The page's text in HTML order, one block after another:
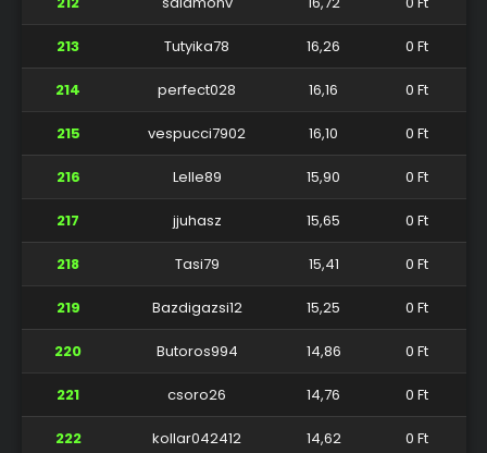
213 Tutyika78 16,26 0 Ft
214 perfect028 16,16 0 Ft
215 vespucci7902 16,10 0 Ft
216 Lelle89 15,90 0 Ft
217 jjuhasz 15,65 0 Ft
218 Tasi79 15,41 0 Ft
219 Bazdigazsi12 15,25 0 Ft
220 Butoros994 14,86 0 Ft
221 csoro26 14,76 0 Ft
222 kollar042412 14,62 0 Ft